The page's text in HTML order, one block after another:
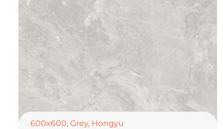
600x600, Grey, Hongyu
TOP CERAMICS
Байгалын өнгө тансаг
мэдрэмжийг таны орчинд
онлайн туслах